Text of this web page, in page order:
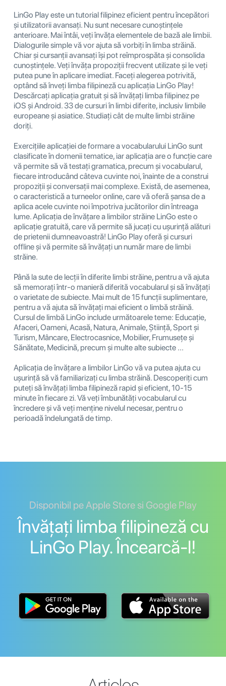
LinGo Play este un tutorial filipinez eficient pentru începători
și utilizatorii avansați. Nu sunt necesare cunoștințele
anterioare. Mai întâi, veți învăța elementele de bază ale limbii.
Dialogurile simple vă vor ajuta să vorbiți în limba străină.
Chiar și cursanții avansați își pot reîmprospăta și consolida
cunoștințele. Veți învăța propoziții frecvent utilizate și le veți
putea pune în aplicare imediat. Faceți alegerea potrivită,
optând să înveți limba filipineză cu aplicația LinGo Play!
Descărcați aplicația gratuit și să învățați limba filipinez pe
iOS și Android. 33 de cursuri în limbi diferite, inclusiv limbile
europeane și asiatice. Studiați cât de multe limbi străine
doriți.
Exercițiile aplicației de formare a vocabularului LinGo sunt
clasificate în domenii tematice, iar aplicația are o funcție care
vă permite să vă testați gramatica, precum și vocabularul,
fiecare introducând câteva cuvinte noi, înainte de a construi
propoziții și conversații mai complexe. Există, de asemenea,
o caracteristică a turneelor online, care vă oferă șansa de a
aplica acele cuvinte noi împotriva jucătorilor din întreaga
lume. Aplicația de învățare a limbilor străine LinGo este o
aplicație gratuită, care vă permite să jucați cu ușurință alături
de prietenii dumneavoastră! LinGo Play oferă și cursuri
offline și vă permite să învățați un număr mare de limbi
străine.
Până la sute de lecții în diferite limbi străine, pentru a vă ajuta
să memorați într-o manieră diferită vocabularul și să învățați
o varietate de subiecte. Mai mult de 15 funcții suplimentare,
pentru a vă ajuta să învățați mai eficient o limbă străină.
Cursul de limbă LinGo include următoarele teme: Educație,
Afaceri, Oameni, Acasă, Natura, Animale, Știință, Sport și
Turism, Mâncare, Electrocasnice, Mobilier, Frumusețe și
Sănătate, Medicină, precum și multe alte subiecte ...
Aplicația de învățare a limbilor LinGo vă va putea ajuta cu
ușurință să vă familiarizați cu limba străină. Descoperiți cum
puteți să învățați limba filipineză rapid și eficient, 10-15
minute în fiecare zi. Vă veți îmbunătăți vocabularul cu
încredere și vă veți menține nivelul necesar, pentru o
perioadă îndelungată de timp.
Disponibil pe Apple Store si Google Play
Învățați limba filipineză cu
LinGo Play. Încearcă-l!